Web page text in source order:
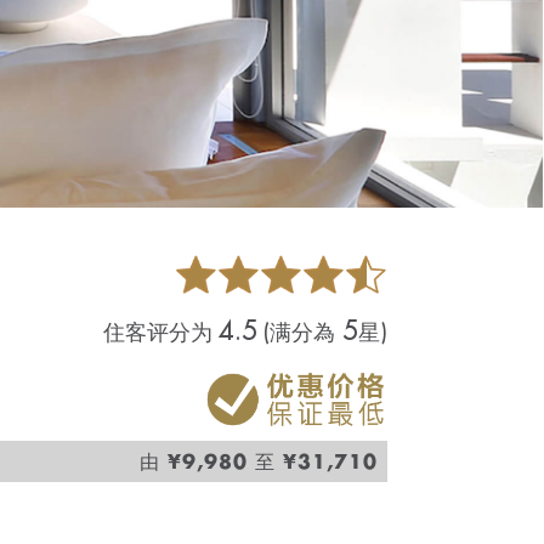
住客评分为4.5 (满分為 5星)
由¥9,980 至¥31,710